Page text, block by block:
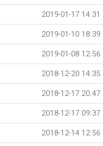
2019-01-17 14:31
2019-01-10 18:39
2019-01-08 12:56
2018-12-20 14:35
2018-12-17 20:47
2018-12-17 09:37
2018-12-14 12:56